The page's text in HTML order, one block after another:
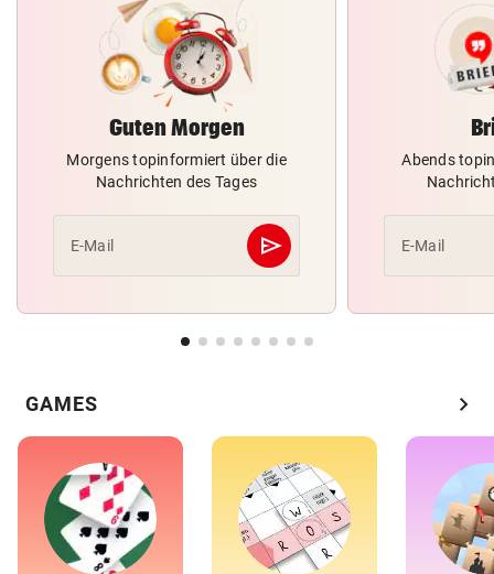
Guten Morgen
Morgens topinformiert über die
Nachrichten des Tages
E-Mail send
Abschicken
Abends
E-Mail
GAMES chevron_right